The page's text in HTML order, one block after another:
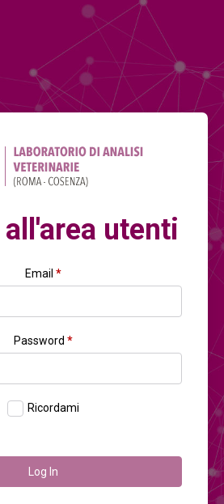
utenti
Email *
Password *
Ricordami
Log In